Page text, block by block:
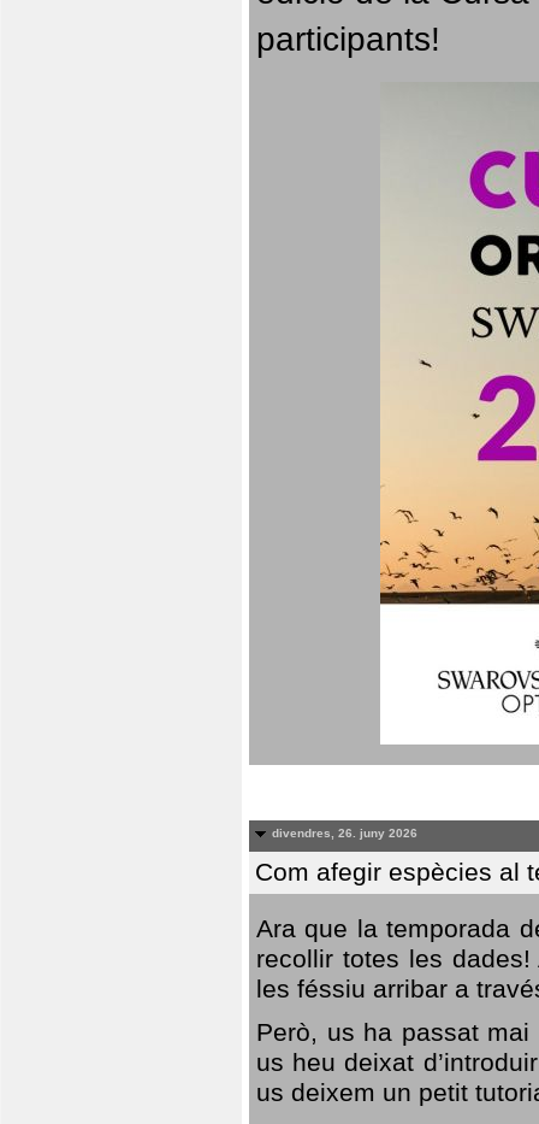
participants!
divendres, 26. juny 2026
Com afegir espècies al
Ara que la temporada
recollir totes les
les féssiu arribar a
Però, us ha passat
us heu deixat
us deixem un petit